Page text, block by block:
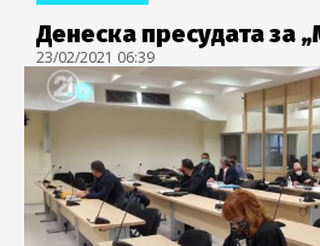
Денеска пресудата за
23/02/2021 06:39